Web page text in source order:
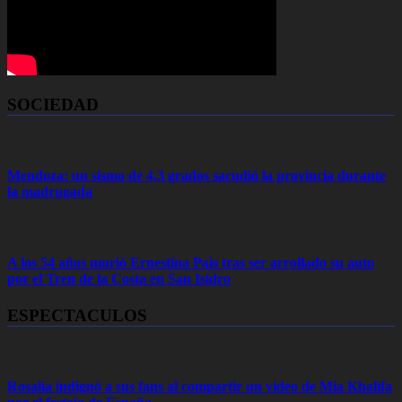
SOCIEDAD
Mendoza: un sismo de 4,3 grados sacudió la provincia durante
la madrugada
A los 54 años murió Ernestina Pais tras ser arrollado su auto
por el Tren de la Costa en San Isidro
ESPECTACULOS
Rosalía indignó a sus fans al compartir un video de Mia Khalifa